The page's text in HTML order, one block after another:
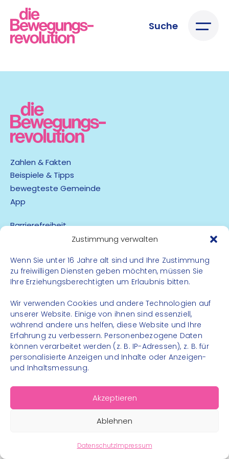
Zustimmung verwalten
Wenn Sie unter 16 Jahre alt sind und Ihre Zustimmung
zu freiwilligen Diensten geben möchten, müssen Sie
Ihre Erziehungsberechtigten um Erlaubnis bitten.
Wir verwenden Cookies und andere Technologien auf
unserer Website. Einige von ihnen sind essenziell,
während andere uns helfen, diese Website und Ihre
Erfahrung zu verbessern. Personenbezogene Daten
können verarbeitet werden (z. B. IP-Adressen), z. B. für
personalisierte Anzeigen und Inhalte oder Anzeigen-
und Inhaltsmessung.
Akzeptieren
Ablehnen
DatenschutzImpressum
Suche
Zahlen & Fakten
Beispiele & Tipps
bewegteste Gemeinde
App
Barrierefreiheit
Kontakt
Instagram
Facebook
© 2026 – Bewegungsland Steiermark gGmbH - Alle